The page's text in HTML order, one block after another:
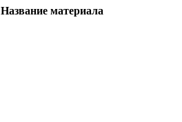
Название материала